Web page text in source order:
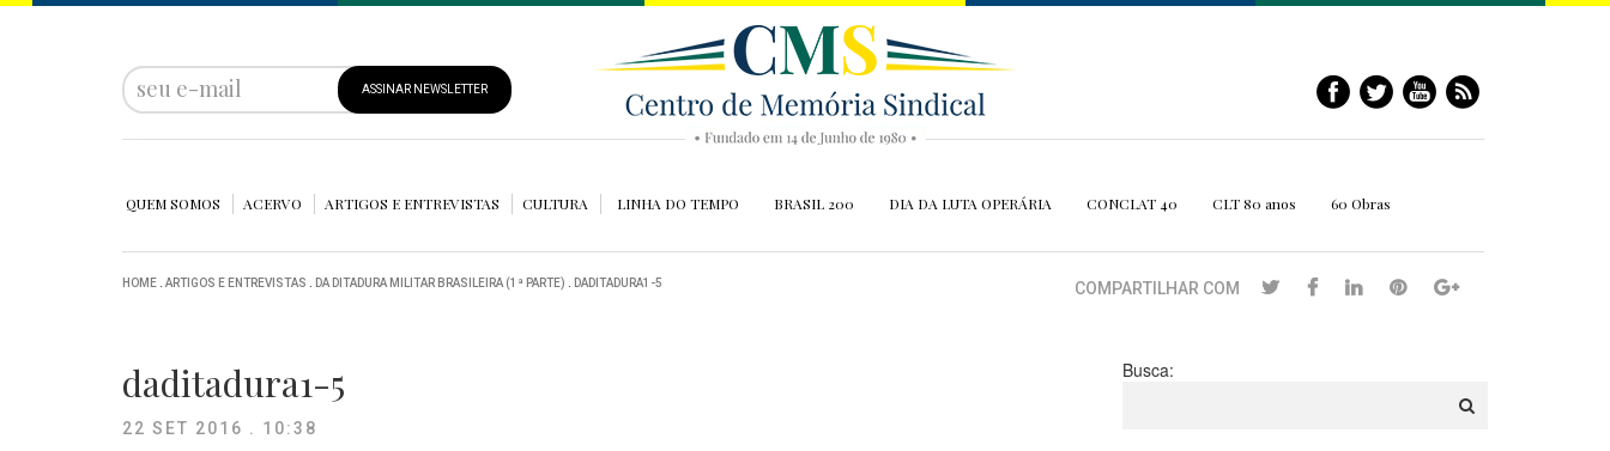
ASSINAR NEWSLETTER
QUEM SOMOS ACERVO ARTIGOS E ENTREVISTAS CULTURA LINHA DO TEMPO BRASIL 200 DIA DA LUTA OPERÁRIA CONCLAT 40 CLT 80 anos 60 Obras
HOME ARTIGOS E ENTREVISTAS DA DITADURA MILITAR BRASILEIRA (1ª PARTE) DADITADURA1-5 COMPARTILHAR COM
daditadura1-5
22 SET 2016 . 10:38
Busca: